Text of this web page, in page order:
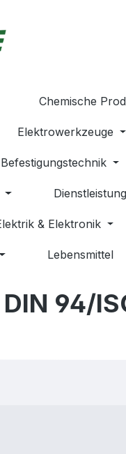
Chemische
Elektrowerkzeuge
Befestigungstechnik
& Elektronik
Lebensmittel
94/